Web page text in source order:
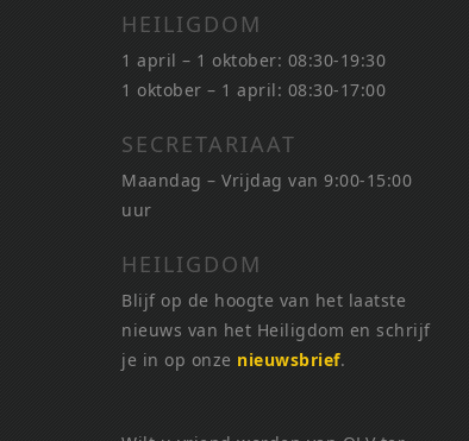
HEILIGDOM
1 april – 1 oktober: 08:30-19:30
1 oktober – 1 april: 08:30-17:00
SECRETARIAAT
Maandag – Vrijdag van 9:00-15:00
uur
HEILIGDOM
Blijf op de hoogte van het laatste
nieuws van het Heiligdom en schrijf
je in op onze nieuwsbrief.